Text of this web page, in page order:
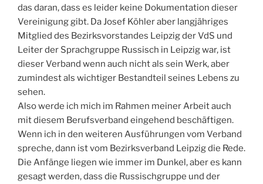
das daran, dass es leider keine Dokumentation dieser
Vereinigung gibt. Da Josef Köhler aber langjähriges
Mitglied des Bezirksvorstandes Leipzig der VdS und
Leiter der Sprachgruppe Russisch in Leipzig war, ist
dieser Verband wenn auch nicht als sein Werk, aber
zumindest als wichtiger Bestandteil seines Lebens zu
sehen.
Also werde ich mich im Rahmen meiner Arbeit auch
mit diesem Berufsverband eingehend beschäftigen.
Wenn ich in den weiteren Ausführungen vom Verband
spreche, dann ist vom Bezirksverband Leipzig die Rede.
Die Anfänge liegen wie immer im Dunkel, aber es kann
gesagt werden, dass die Russischgruppe und der